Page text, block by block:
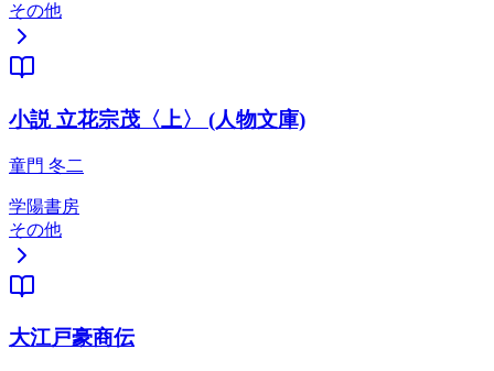
その他
小説 立花宗茂〈上〉 (人物文庫)
童門 冬二
学陽書房
その他
大江戸豪商伝